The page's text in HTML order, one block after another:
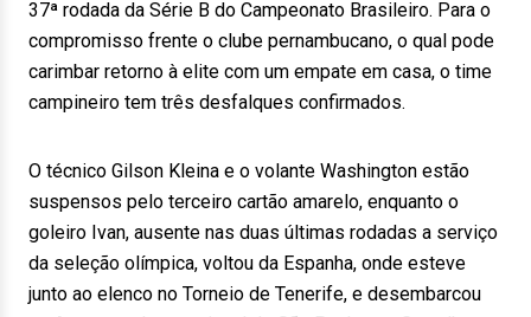
37ª rodada da Série B do Campeonato Brasileiro. Para o
compromisso frente o clube pernambucano, o qual pode
carimbar retorno à elite com um empate em casa, o time
campineiro tem três desfalques confirmados.
O técnico Gilson Kleina e o volante Washington estão
suspensos pelo terceiro cartão amarelo, enquanto o
goleiro Ivan, ausente nas duas últimas rodadas a serviço
da seleção olímpica, voltou da Espanha, onde esteve
junto ao elenco no Torneio de Tenerife, e desembarcou